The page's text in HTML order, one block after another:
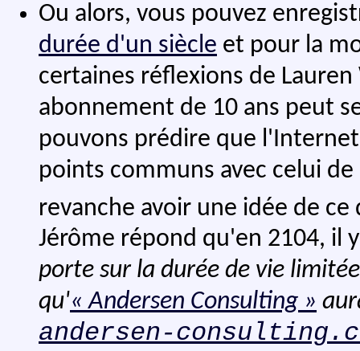
Ou alors, vous pouvez
durée d'un siècle et pour la
certaines réflexions de
abonnement de 10 ans peut
pouvons prédire que
points communs avec celui
revanche avoir une idée de
Jérôme répond qu'en 2104, il
porte sur la durée de vie
qu'« Andersen Consulting »
andersen-